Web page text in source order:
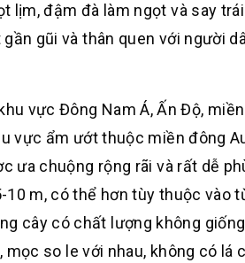
lịm, đậm đà làm ngọt và say
gũi và thân quen với người
vực Đông Nam Á, Ấn Độ,
vực ẩm ướt thuộc miền đông
ưa chuộng rộng rãi và rất dễ
m, có thể hơn tùy thuộc vào
cây có chất lượng không
so le với nhau, không có lá